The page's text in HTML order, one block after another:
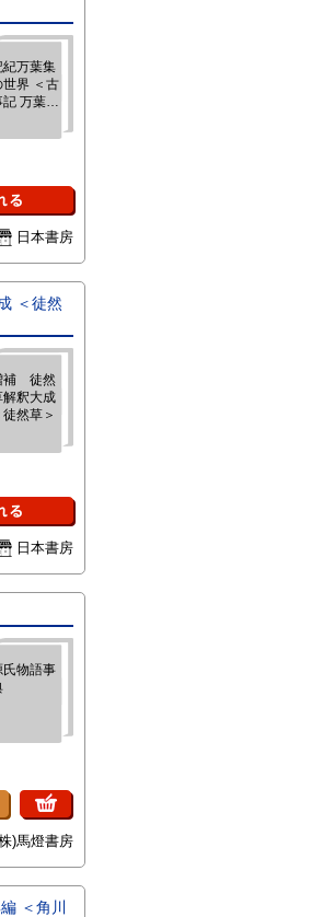
紀万葉集
世界 ＜古
万葉集
日本書房
＜徒然
補 徒然
解釈大成
徒然草＞
日本書房
氏物語事
)馬燈書房
＜角川